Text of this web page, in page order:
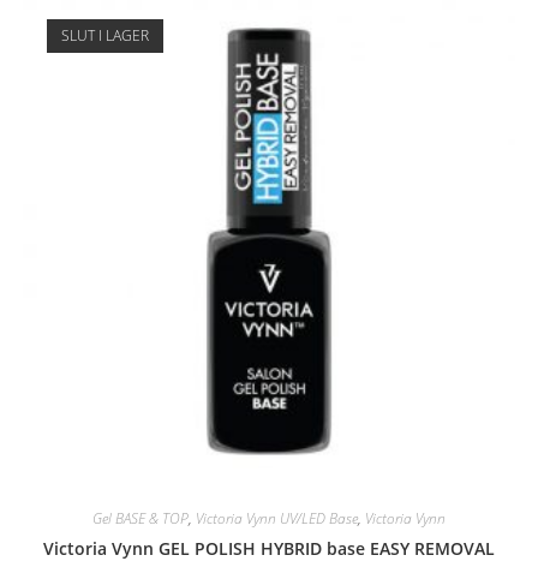
SLUT I LAGER
Gel BASE & TOP, Victoria Vynn UV/LED Base, Victoria Vynn
Victoria Vynn GEL POLISH HYBRID base EASY REMOVAL